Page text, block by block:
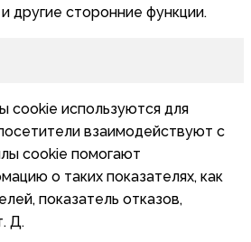
другие сторонние функции.
cookie используются для
взаимодействуют с
cookie помогают
о таких показателях, как
показатель отказов,
Д.